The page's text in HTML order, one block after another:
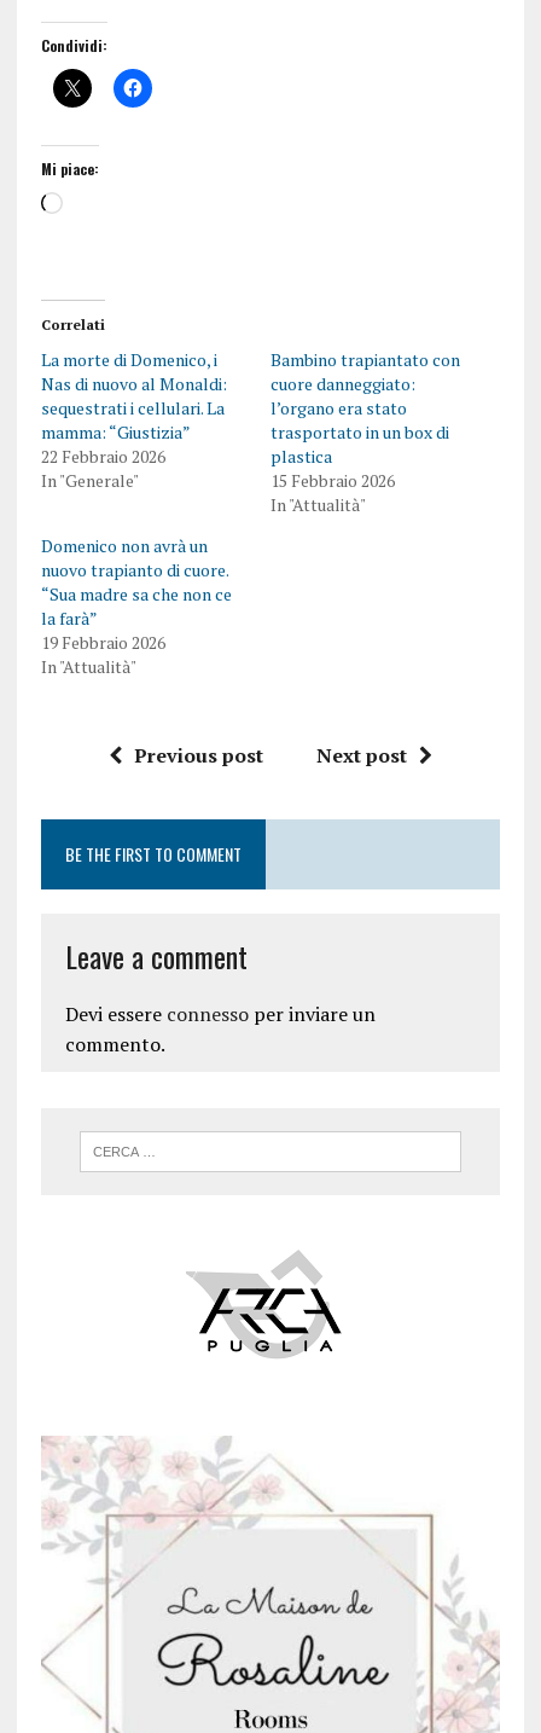
Condividi:
Mi piace:
Correlati
La morte di Domenico, i
Nas di nuovo al Monaldi:
sequestrati i cellulari. La
mamma: “Giustizia”
22 Febbraio 2026
In "Generale"
Bambino trapiantato con
cuore danneggiato:
l’organo era stato
trasportato in un box di
plastica
15 Febbraio 2026
In "Attualità"
Domenico non avrà un
nuovo trapianto di cuore.
“Sua madre sa che non ce
la farà”
19 Febbraio 2026
In "Attualità"
Previous post Next post
BE THE FIRST TO COMMENT
Leave a comment
Devi essere connessoper inviare un
commento.